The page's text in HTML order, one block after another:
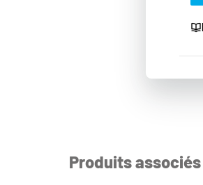
Produits associés